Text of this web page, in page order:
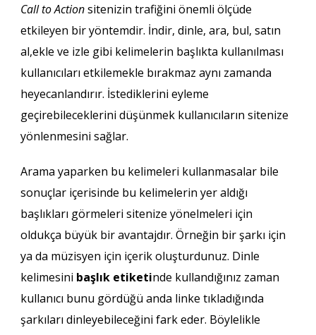
Call to Actionsitenizin trafiğini önemli ölçüde
etkileyen bir yöntemdir. İndir, dinle, ara, bul, satın
al,ekle ve izle gibi kelimelerin başlıkta kullanılması
kullanıcıları etkilemekle bırakmaz aynı zamanda
heyecanlandırır. İstediklerini eyleme
geçirebileceklerini düşünmek kullanıcıların sitenize
yönlenmesini sağlar.
Arama yaparken bu kelimeleri kullanmasalar bile
sonuçlar içerisinde bu kelimelerin yer aldığı
başlıkları görmeleri sitenize yönelmeleri için
oldukça büyük bir avantajdır. Örneğin bir şarkı için
ya da müzisyen için içerik oluşturdunuz. Dinle
kelimesini başlık etiketinde kullandığınız zaman
kullanıcı bunu gördüğü anda linke tıkladığında
şarkıları dinleyebileceğini fark eder. Böylelikle